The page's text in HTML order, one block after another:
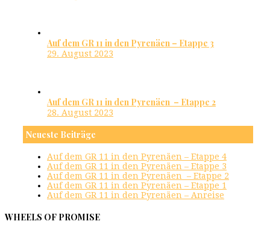
Auf dem GR 11 in den Pyrenäen – Etappe 3
29. August 2023
Auf dem GR 11 in den Pyrenäen – Etappe 2
28. August 2023
Neueste Beiträge
Auf dem GR 11 in den Pyrenäen – Etappe 4
Auf dem GR 11 in den Pyrenäen – Etappe 3
Auf dem GR 11 in den Pyrenäen – Etappe 2
Auf dem GR 11 in den Pyrenäen – Etappe 1
Auf dem GR 11 in den Pyrenäen – Anreise
WHEELS OF PROMISE